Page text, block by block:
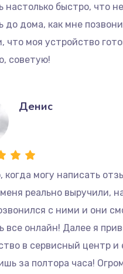
настолько быстро, что
до дома, как мне
что моя устройство
советую!
когда могу написать
реально выручили,
с ними и они
все онлайн! Далее я
в сервисный центр и
за полтора часа!
Денис